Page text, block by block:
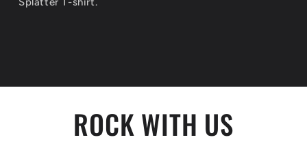
ROCK WITH US